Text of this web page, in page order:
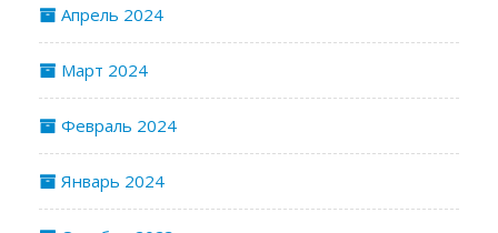
Апрель 2024
Март 2024
Февраль 2024
Январь 2024